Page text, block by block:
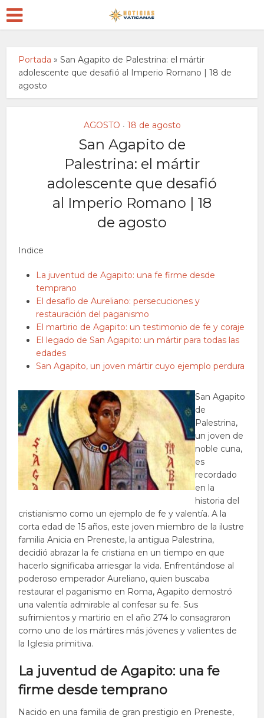
Portada »San Agapito de Palestrina: el mártir
adolescente que desafió al Imperio Romano | 18 de
agosto
AGOSTO • 18 de agosto
San Agapito de
Palestrina: el mártir
adolescente que desafió
al Imperio Romano | 18
de agosto
Indice
La juventud de Agapito: una fe firme desde
temprano
El desafío de Aureliano: persecuciones y
restauración del paganismo
El martirio de Agapito: un testimonio de fe y coraje
El legado de San Agapito: un mártir para todas las
edades
San Agapito, un joven mártir cuyo ejemplo perdura
San Agapito
de
Palestrina,
un joven de
noble cuna,
es
recordado
en la
historia del
cristianismo como un ejemplo de fe y valentía. A la
corta edad de 15 años, este joven miembro de la ilustre
familia Anicia en Preneste, la antigua Palestrina,
decidió abrazar la fe cristiana en un tiempo en que
hacerlo significaba arriesgar la vida. Enfrentándose al
poderoso emperador Aureliano, quien buscaba
restaurar el paganismo en Roma, Agapito demostró
una valentía admirable al confesar su fe. Sus
sufrimientos y martirio en el año 274 lo consagraron
como uno de los mártires más jóvenes y valientes de
la Iglesia primitiva.
La juventud de Agapito: una fe
firme desde temprano
Nacido en una familia de gran prestigio en Preneste,